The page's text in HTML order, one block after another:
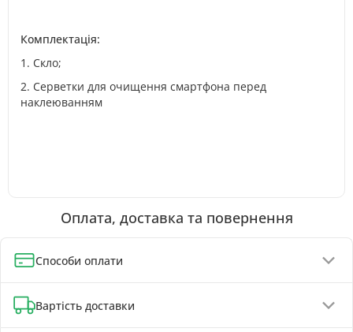
Комплектація:
1. Скло;
2. Серветки для очищення смартфона перед
наклеюванням
Оплата, доставка та повернення
Способи оплати
Оплата при отриманні (до 130 грн - повна передплата)
Онлайн-оплата карткою, GPay, ApplePay
Вартість доставки